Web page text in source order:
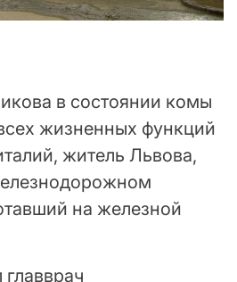
в состоянии комы
жизненных функций
житель Львова,
на железной